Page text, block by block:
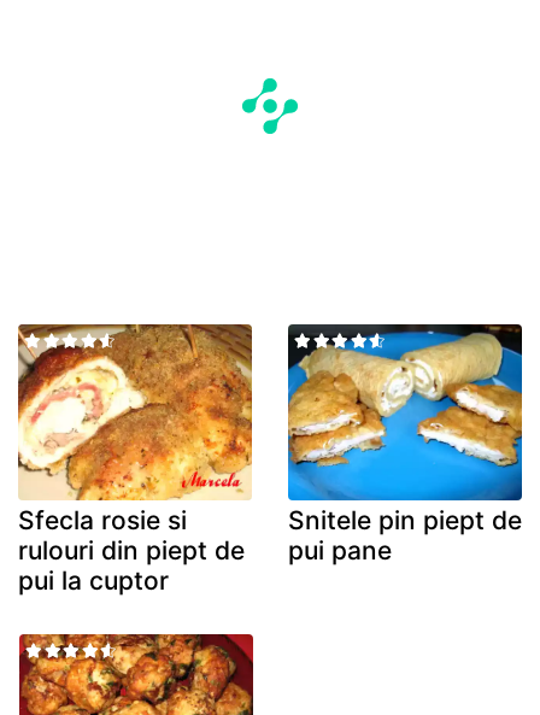
Sfecla rosie si
rulouri din piept de
pui la cuptor
Snitele pin piept de
pui pane